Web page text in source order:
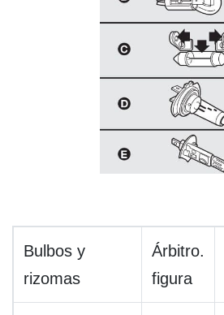
Bulbos y
rizomas
Árbitro.
figura